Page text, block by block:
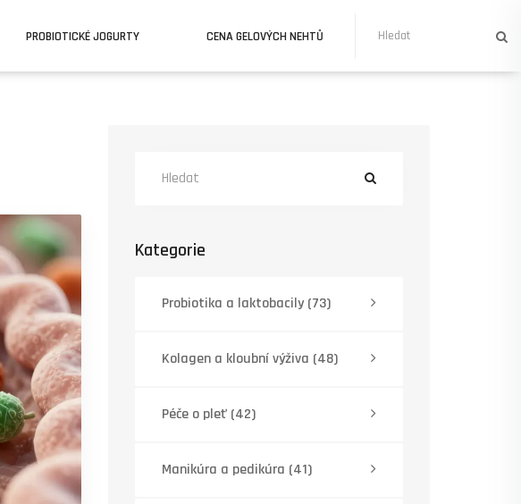
PROBIOTICKÉ JOGURTY CENA GELOVÝCH NEHTŮ
Kategorie
Probiotika a laktobacily(73)
Kolagen a kloubní výživa (48)
Péče o pleť (42)
Manikúra a pedikúra (41)